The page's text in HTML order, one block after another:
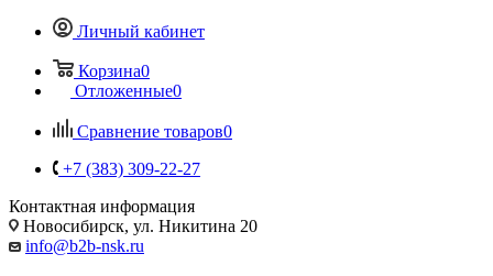
Личный кабинет
Корзина0
Отложенные0
Сравнение товаров0
+7 (383) 309-22-27
Контактная информация
Новосибирск, ул. Никитина 20
info@b2b-nsk.ru